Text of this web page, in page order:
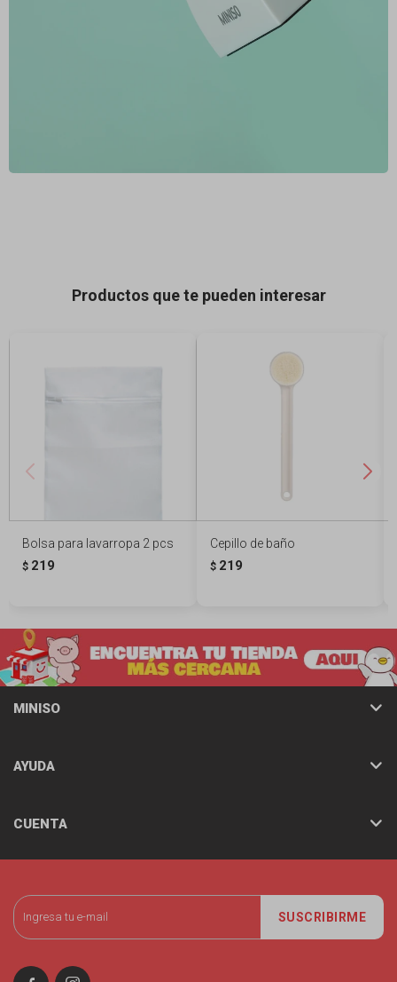
Productos que te pueden interesar
Bolsa para lavarropa 2 pcs
$ 219
Cepillo de baño
$ 219
SUSCRIBIRME
MINISO
AYUDA
CUENTA